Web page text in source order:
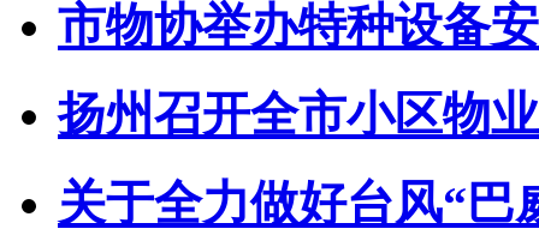
市物协举办特种设备
扬州召开全市小区物
关于全力做好台风“巴